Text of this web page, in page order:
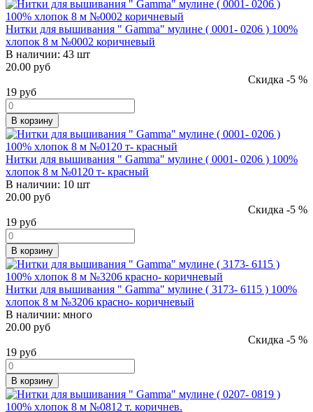
Нитки для вышивания " Gamma" мулине ( 0001- 0206 ) 100%
хлопок 8 м №0002 коричневый
В наличии: 43 шт
20.00 руб
Скидка -5 %
19 руб
В корзину
Нитки для вышивания " Gamma" мулине ( 0001- 0206 ) 100%
хлопок 8 м №0120 т- красный
В наличии: 10 шт
20.00 руб
Скидка -5 %
19 руб
В корзину
Нитки для вышивания " Gamma" мулине ( 3173- 6115 ) 100%
хлопок 8 м №3206 красно- коричневый
В наличии: много
20.00 руб
Скидка -5 %
19 руб
В корзину